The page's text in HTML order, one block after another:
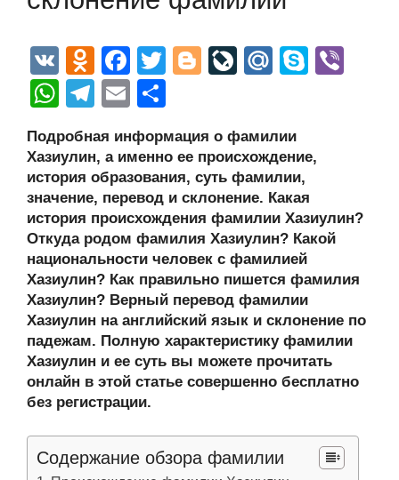
V
K
O
d
n
o
kl
a
ss
ni
ki
F
a
c
e
b
o
o
k
T
er
Bl
g
er
Li
J
o
ur
n
al
M
u
S
e
W
at
s
A
p
p
T
e
gr
a
m
E
ail р
а
в
и
ть
Подробная информация о фамилии
Хазиулин, а именно ее происхождение,
история образования, суть фамилии,
значение, перевод и склонение. Какая
история происхождения фамилии Хазиулин?
Откуда родом фамилия Хазиулин? Какой
национальности человек с фамилией
Хазиулин? Как правильно пишется фамилия
Хазиулин? Верный перевод фамилии
Хазиулин на английский язык и склонение по
падежам. Полную характеристику фамилии
Хазиулин и ее суть вы можете прочитать
онлайн в этой статье совершенно бесплатно
без регистрации.
Содержание обзора фамилии